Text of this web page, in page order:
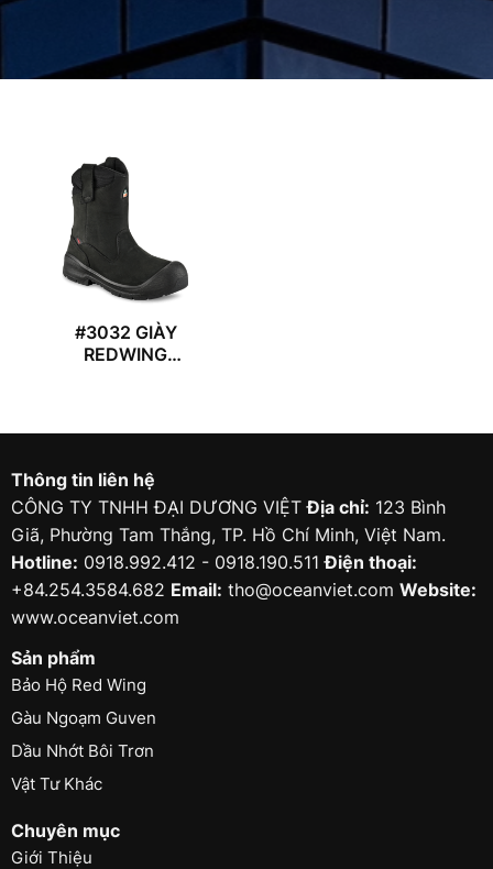
#3032 GIÀY
REDWING
Thông tin liên hệ
CÔNG TY TNHH ĐẠI DƯƠNG VIỆTĐịa chỉ: 123 Bình
Giã, Phường Tam Thắng, TP. Hồ Chí Minh, Việt Nam.
Hotline: 0918.992.412 - 0918.190.511Điện thoại:
+84.254.3584.682 Email: tho@oceanviet.com Website:
www.oceanviet.com
Sản phẩm
Bảo Hộ Red Wing
Gàu Ngoạm Guven
Dầu Nhớt Bôi Trơn
Vật Tư Khác
Chuyên mục
Giới Thiệu